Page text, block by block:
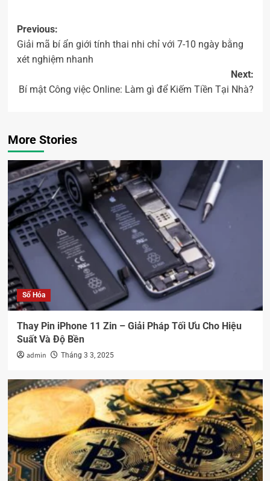
Previous:
Giải mã bí ẩn giới tính thai nhi chỉ với 7-10 ngày bằng
xét nghiệm nhanh
Next:
Bí mật Công việc Online: Làm gì để Kiếm Tiền Tại Nhà?
More Stories
Số Hóa
Thay Pin iPhone 11 Zin – Giải Pháp Tối Ưu Cho Hiệu
Suất Và Độ Bền
admin Tháng 3 3, 2025